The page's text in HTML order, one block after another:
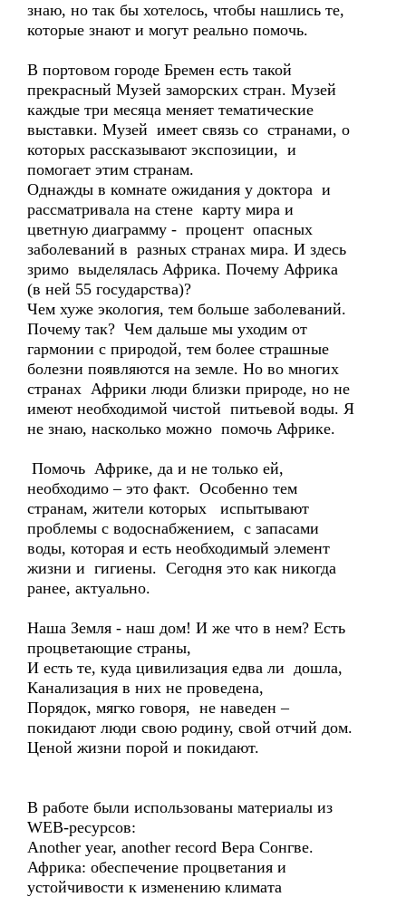
знаю, но так бы хотелось, чтобы нашлись те,
которые знают и могут реально помочь.
В портовом городе Бремен есть такой
прекрасный Музей заморских стран. Музей
каждые три месяца меняет тематические
выставки. Музей имеет связь со странами, о
которых рассказывают экспозиции, и
помогает этим странам.
Однажды в комнате ожидания у доктора и
рассматривала на стене карту мира и
цветную диаграмму - процент опасных
заболеваний в разных странах мира. И здесь
зримо выделялась Африка. Почему Африка
(в ней 55 государства)?
Чем хуже экология, тем больше заболеваний.
Почему так? Чем дальше мы уходим от
гармонии с природой, тем более страшные
болезни появляются на земле. Но во многих
странах Африки люди близки природе, но не
имеют необходимой чистой питьевой воды. Я
не знаю, насколько можно помочь Африке.
Помочь Африке, да и не только ей,
необходимо – это факт. Особенно тем
странам, жители которых испытывают
проблемы с водоснабжением, с запасами
воды, которая и есть необходимый элемент
жизни и гигиены. Сегодня это как никогда
ранее, актуально.
Наша Земля - наш дом! И же что в нем? Есть
процветающие страны,
И есть те, куда цивилизация едва ли дошла,
Канализация в них не проведена,
Порядок, мягко говоря, не наведен –
покидают люди свою родину, свой отчий дом.
Ценой жизни порой и покидают.
В работе были использованы материалы из
WEB-ресурсов:
Another year, another record Вера Сонгве.
Африка: обеспечение процветания и
устойчивости к изменению климата